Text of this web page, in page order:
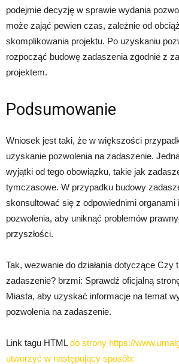
podejmie decyzję w sprawie wydania
może zająć pewien czas, zależnie od
skomplikowania projektu. Po uzyskaniu
rozpocząć budowę zadaszenia zgodnie z
projektem.
Podsumowanie
Wniosek jest taki, że w większości
uzyskanie pozwolenia na zadaszenie.
wyjątki od tego obowiązku, takie jak
tymczasowe. W przypadku budowy
skonsultować się z odpowiednimi
pozwolenia, aby uniknąć problemów
przyszłości.
Tak, wezwanie do działania dotyczące Czy
zadaszenie? brzmi: Sprawdź oficjalną
Miasta, aby uzyskać informacje na temat
pozwolenia na zadaszenie.
Link tagu HTMLdo strony https://
utworzyć w następujący sposób: